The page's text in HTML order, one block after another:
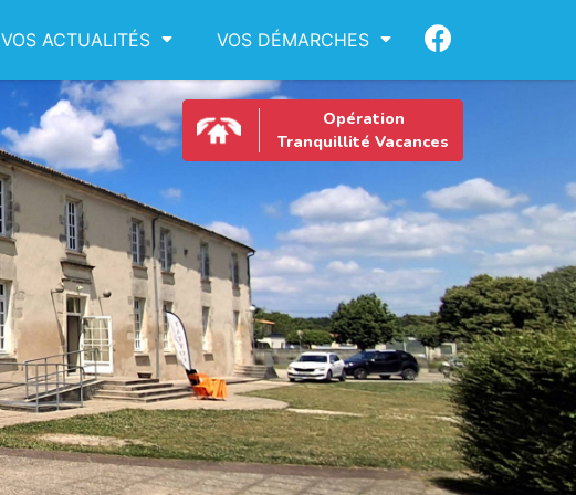
VOS ACTUALITÉS VOS DÉMARCHES
Opération
Tranquillité Vacances